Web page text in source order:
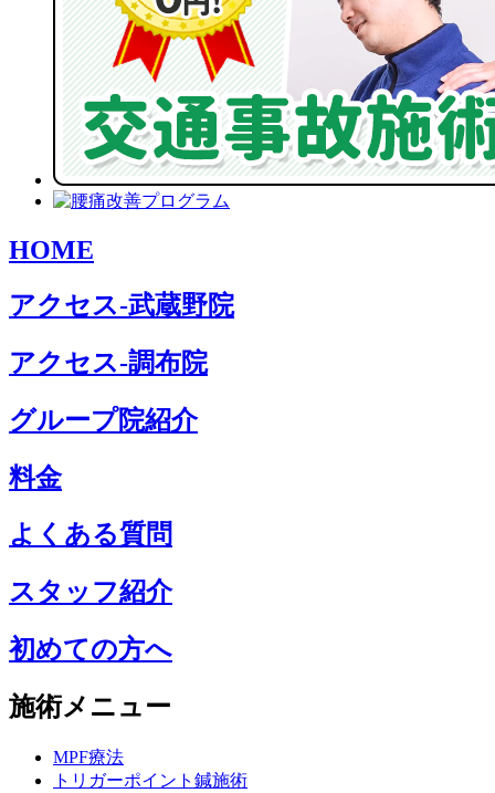
HOME
アクセス-武蔵野院
アクセス-調布院
グループ院紹介
料金
よくある質問
スタッフ紹介
初めての方へ
施術メニュー
MPF療法
トリガーポイント鍼施術